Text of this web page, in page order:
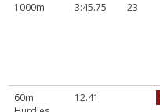
1000m
3:45.75 23
60m
12.41